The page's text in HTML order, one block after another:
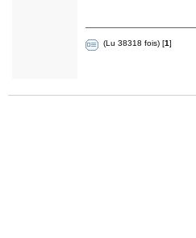
(Lu 38318 fois) [1]